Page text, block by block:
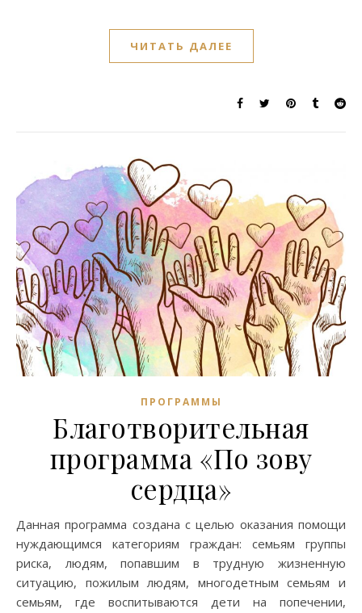
ЧИТАТЬ ДАЛЕЕ
ПРОГРАММЫ
Благотворительная
программа «По зову
сердца»
Данная программа создана с целью оказания помощи
нуждающимся категориям граждан: семьям группы
риска, людям, попавшим в трудную жизненную
ситуацию, пожилым людям, многодетным семьям и
семьям, где воспитываются дети на попечении,